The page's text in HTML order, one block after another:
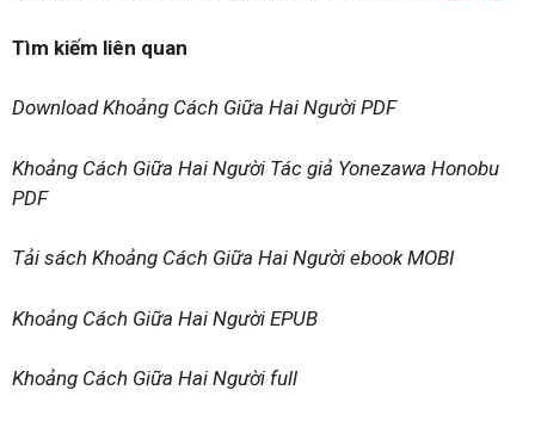
Tìm kiếm liên quan
Download Khoảng Cách Giữa Hai Người PDF
Khoảng Cách Giữa Hai Người Tác giả Yonezawa Honobu
PDF
Tải sách Khoảng Cách Giữa Hai Người ebook MOBI
Khoảng Cách Giữa Hai Người EPUB
Khoảng Cách Giữa Hai Người full